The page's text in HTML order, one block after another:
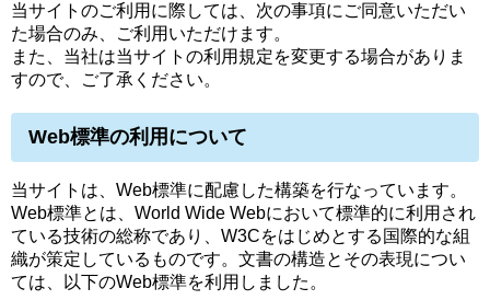
当サイトのご利用に際しては、次の事項にご同意いただい
た場合のみ、ご利用いただけます。
また、当社は当サイトの利用規定を変更する場合がありま
すので、ご了承ください。
Web標準の利用について
当サイトは、Web標準に配慮した構築を行なっています。
Web標準とは、World Wide Webにおいて標準的に利用され
ている技術の総称であり、W3Cをはじめとする国際的な組
織が策定しているものです。文書の構造とその表現につい
ては、以下のWeb標準を利用しました。